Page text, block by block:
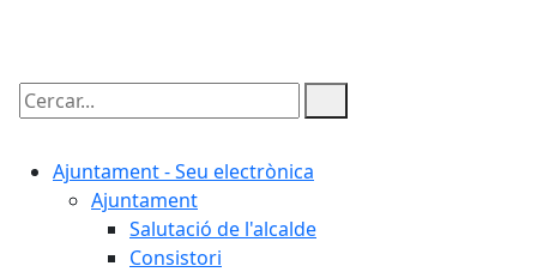
Cercar:
Ajuntament - Seu electrònica
Ajuntament
Salutació de l'alcalde
Consistori